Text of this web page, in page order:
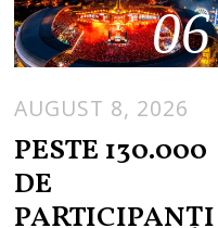
06
AUGUST 8, 2026
PESTE 130.000
DE
PARTICIPANȚI